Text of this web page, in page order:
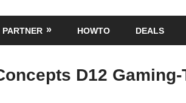
PARTNER HOWTO DEALS
D12